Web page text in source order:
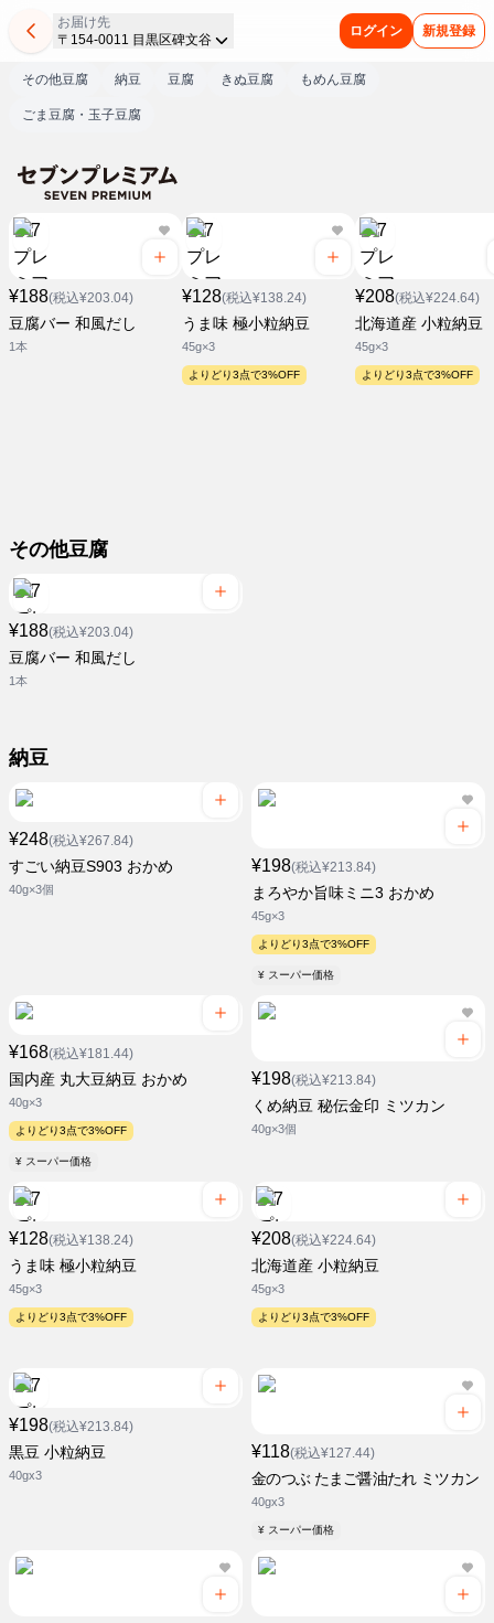
お届け先
〒154-0011 目黒区碑文谷
ログイン 新規登録
その他豆腐 納豆 豆腐 きぬ豆腐 もめん豆腐
ごま豆腐・玉子豆腐
¥188(税込¥203.04)
豆腐バー 和風だし
1本
¥128(税込¥138.24)
うま味 極小粒納豆
45g×3
よりどり3点で3%OFF
¥208(税込¥224.64)
北海道産 小粒納豆
45g×3
よりどり3点で3%OFF
その他豆腐
¥188(税込¥203.04)
豆腐バー 和風だし
1本
納豆
¥248(税込¥267.84)
すごい納豆S903 おかめ
40g×3個
¥198(税込¥213.84)
まろやか旨味ミニ3 おかめ
45g×3
よりどり3点で3%OFF
¥ スーパー価格
¥168(税込¥181.44)
国内産 丸大豆納豆 おかめ
40g×3
よりどり3点で3%OFF
¥ スーパー価格
¥198(税込¥213.84)
くめ納豆 秘伝金印 ミツカン
40g×3個
¥128(税込¥138.24)
うま味 極小粒納豆
45g×3
よりどり3点で3%OFF
¥208(税込¥224.64)
北海道産 小粒納豆
45g×3
よりどり3点で3%OFF
¥198(税込¥213.84)
黒豆 小粒納豆
40gx3
¥118(税込¥127.44)
金のつぶ たまご醤油たれ ミツカン
40gx3
¥ スーパー価格